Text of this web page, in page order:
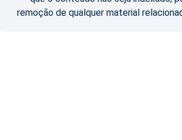
remoção de qualquer material